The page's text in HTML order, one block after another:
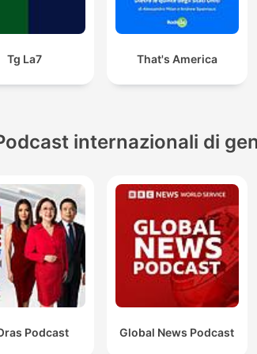
Tg La7 That's America
internazionali di
Podcast Global News Podcast